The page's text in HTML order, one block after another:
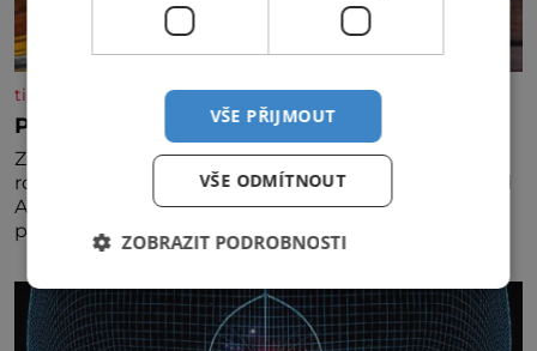
tisicereceptu.cz
Pravá irská káva
Za jejího tvůrce je považován Joe Sharidan, když v
roce 1943 u letiště irského města Foynes obsluhoval
Američany, kteří kvůli špatnému počasí nemohli
pokračovat v cestě. Povzbudil je tehdy kávou,
VŠE PŘIJMOUT
VŠE ODMÍTNOUT
ZOBRAZIT PODROBNOSTI